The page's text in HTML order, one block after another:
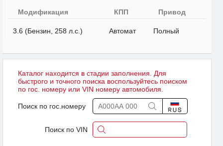
Модификация КПП Привод
3.6 (Бензин, 258 л.с.) Автомат Полный
Каталог находится в стадии заполнения. Для
быстрого и точного поиска воспользуйтесь поиском
по гос. номеру или VIN номеру автомобиля.
Поиск по гос.номеру
Поиск по VIN